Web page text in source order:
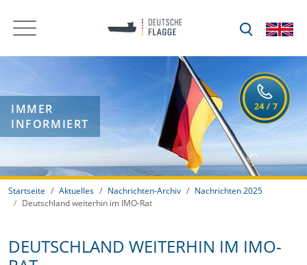
IMMER
INFORMIERT
Startseite Aktuelles Nachrichten-Archiv
Nachrichten 2025
Deutschland weiterhin im IMO-Rat
DEUTSCHLAND WEITERHIN IM IMO-